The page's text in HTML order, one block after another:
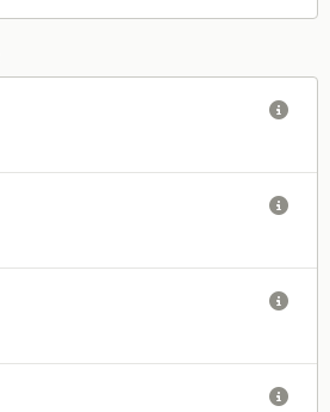



